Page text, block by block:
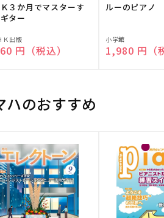
３か月でマスターす
ター
Ｋ出版
価格
円（税込）
ルーのピアノ
販
売
小学館
通常価格
1,980 円（
ハのおすすめ